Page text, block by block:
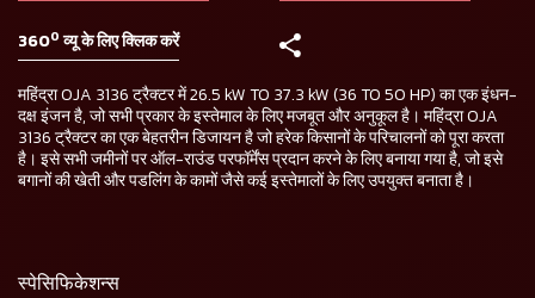
3600व्यू के लिए क्लिक करें
महिंद्रा OJA 3136 ट्रैक्टर में 26.5 kW TO 37.3 kW (36 TO 50 HP) का एक इंधन-
दक्ष इंजन है, जो सभी प्रकार के इस्तेमाल के लिए मजबूत और अनुकूल है। महिंद्रा OJA
3136 ट्रैक्टर का एक बेहतरीन डिजायन है जो हरेक किसानों के परिचालनों को पूरा करता
है। इसे सभी जमीनों पर ऑल-राउंड परफॉर्मेंस प्रदान करने के लिए बनाया गया है, जो इसे
बगानों की खेती और पडलिंग के कामों जैसे कई इस्तेमालों के लिए उपयुक्त बनाता है।
स्पेसिफिकेशन्स